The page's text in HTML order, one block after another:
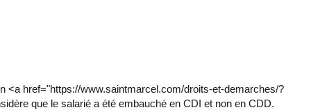
<a href="https://www.saintmarcel.com/droits-et-demarches/?
que le salarié a été embauché en CDI et non en CDD.